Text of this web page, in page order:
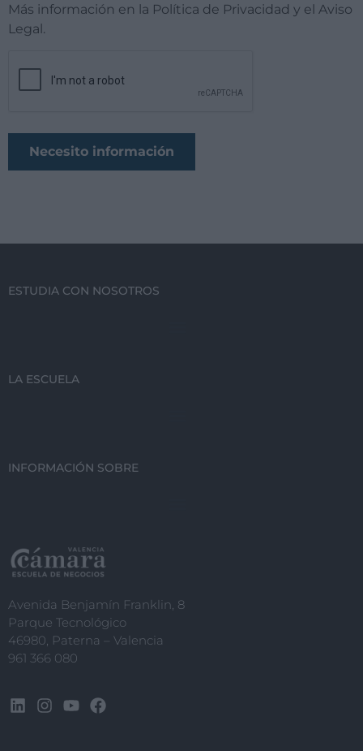
Más información en la Política de Privacidad y el Aviso
Legal.
ESTUDIA CON NOSOTROS
LA ESCUELA
INFORMACIÓN SOBRE
Avenida Benjamín Franklin, 8
Parque Tecnológico
46980, Paterna – Valencia
961 366 080